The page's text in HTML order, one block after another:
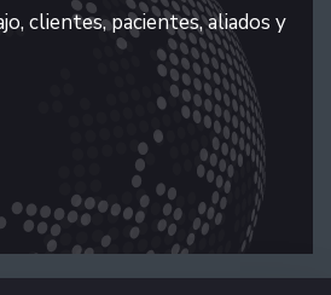
clientes, pacientes, aliados y